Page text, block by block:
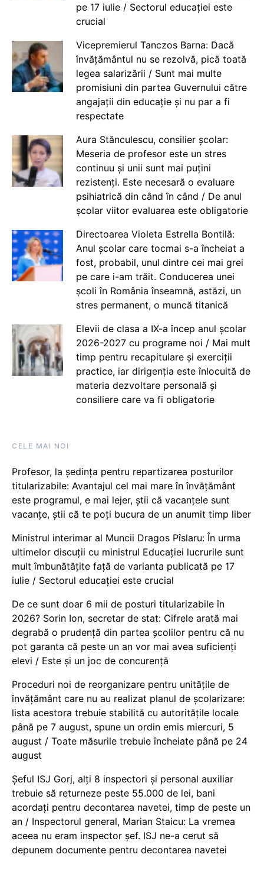
pe 17 iulie / Sectorul educației este
crucial
Vicepremierul Tanczos Barna: Dacă
învățământul nu se rezolvă, pică toată
legea salarizării / Sunt mai multe
promisiuni din partea Guvernului către
angajații din educație și nu par a fi
respectate
Aura Stănculescu, consilier școlar:
Meseria de profesor este un stres
continuu și unii sunt mai puțini
rezistenți. Este necesară o evaluare
psihiatrică din când în când / De anul
școlar viitor evaluarea este obligatorie
Directoarea Violeta Estrella Bontilă:
Anul școlar care tocmai s-a încheiat a
fost, probabil, unul dintre cei mai grei
pe care i-am trăit. Conducerea unei
școli în România înseamnă, astăzi, un
stres permanent, o muncă titanică
Elevii de clasa a IX-a încep anul școlar
2026-2027 cu programe noi / Mai mult
timp pentru recapitulare și exerciții
practice, iar dirigenția este înlocuită de
materia dezvoltare personală și
consiliere care va fi obligatorie
CELE MAI NOI
Profesor, la ședința pentru repartizarea posturilor
titularizabile: Avantajul cel mai mare în învățământ
este programul, e mai lejer, știi că vacanțele sunt
vacanţe, știi că te poți bucura de un anumit timp liber
Ministrul interimar al Muncii Dragos Pîslaru: În urma
ultimelor discuții cu ministrul Educației lucrurile sunt
mult îmbunătățite față de varianta publicată pe 17
iulie / Sectorul educației este crucial
De ce sunt doar 6 mii de posturi titularizabile în
2026? Sorin Ion, secretar de stat: Cifrele arată mai
degrabă o prudență din partea școlilor pentru că nu
pot garanta că peste un an vor mai avea suficienți
elevi / Este și un joc de concurență
Proceduri noi de reorganizare pentru unitățile de
învățământ care nu au realizat planul de școlarizare:
lista acestora trebuie stabilită cu autoritățile locale
până pe 7 august, spune un ordin emis miercuri, 5
august / Toate măsurile trebuie încheiate până pe 24
august
Șeful ISJ Gorj, alți 8 inspectori și personal auxiliar
trebuie să returneze peste 55.000 de lei, bani
acordați pentru decontarea navetei, timp de peste un
an / Inspectorul general, Marian Staicu: La vremea
aceea nu eram inspector șef. ISJ ne-a cerut să
depunem documente pentru decontarea navetei